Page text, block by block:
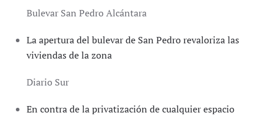
Bulevar San Pedro Alcántara
La apertura del bulevar de San Pedro revaloriza las
viviendas de la zona
Diario Sur
En contra de la privatización de cualquier espacio